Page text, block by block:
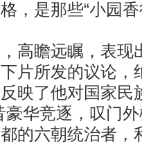
，是那些“小园香
瞻远瞩，表现
片所发的议论，
映了他对国家民
豪华竞逐，叹门
的六朝统治者，